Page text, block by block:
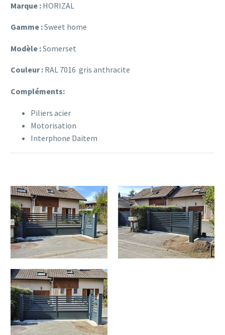
Marque : HORIZAL
Gamme :Sweet home
Modèle :Somerset
Couleur : RAL 7016 gris anthracite
Compléments:
Piliers acier
Motorisation
Interphone Daitem